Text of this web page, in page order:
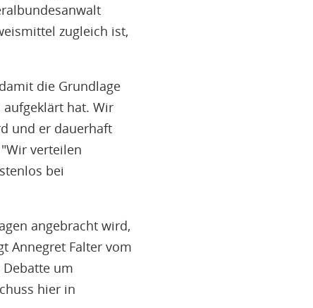
zugleich ist,
die Grundlage
hat. Wir
und er dauerhaft
verteilen
bei
angebracht wird,
Annegret Falter vom
um
hier in